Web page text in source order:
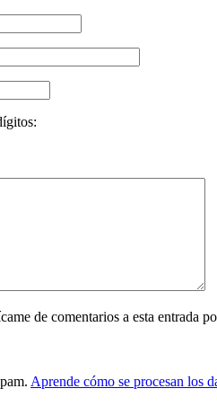
de comentarios a esta entrada
Aprende cómo se procesan los